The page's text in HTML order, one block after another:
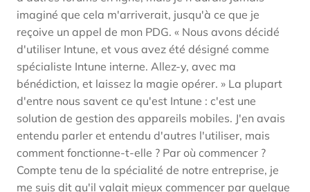
imaginé que cela m'arriverait, jusqu'à ce que je
reçoive un appel de mon PDG. « Nous avons décidé
d'utiliser Intune, et vous avez été désigné comme
spécialiste Intune interne. Allez-y, avec ma
bénédiction, et laissez la magie opérer. » La plupart
d'entre nous savent ce qu'est Intune : c'est une
solution de gestion des appareils mobiles. J'en avais
entendu parler et entendu d'autres l'utiliser, mais
comment fonctionne-t-elle ? Par où commencer ?
Compte tenu de la spécialité de notre entreprise, je
me suis dit qu'il valait mieux commencer par quelque